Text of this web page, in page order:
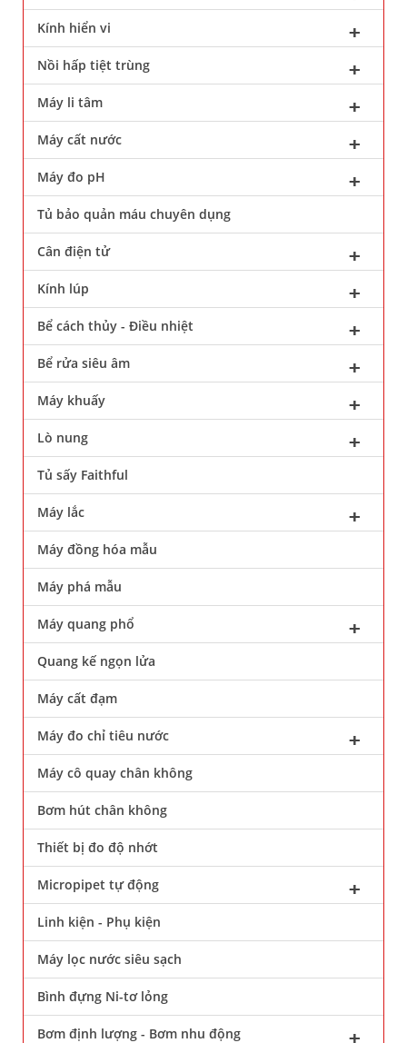
Kính hiển vi
Nồi hấp tiệt trùng
Máy li tâm
Máy cất nước
Máy đo pH
Tủ bảo quản máu chuyên dụng
Cân điện tử
Kính lúp
Bể cách thủy - Điều nhiệt
Bể rửa siêu âm
Máy khuấy
Lò nung
Tủ sấy Faithful
Máy lắc
Máy đồng hóa mẫu
Máy phá mẫu
Máy quang phổ
Quang kế ngọn lửa
Máy cất đạm
Máy đo chỉ tiêu nước
Máy cô quay chân không
Bơm hút chân không
Thiết bị đo độ nhớt
Micropipet tự động
Linh kiện - Phụ kiện
Máy lọc nước siêu sạch
Bình đựng Ni-tơ lỏng
Bơm định lượng - Bơm nhu động